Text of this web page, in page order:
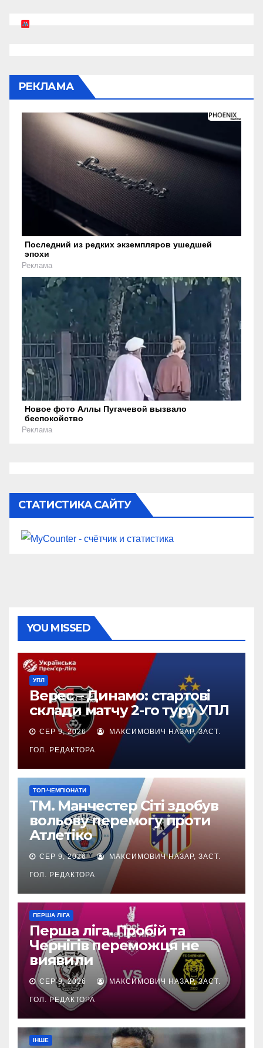
РЕКЛАМА
Последний из редких экземпляров ушедшей
эпохи
Реклама
Новое фото Аллы Пугачевой вызвало
беспокойство
Реклама
СТАТИСТИКА САЙТУ
YOU MISSED
УПЛ
Верес – Динамо: стартові
склади матчу 2-го туру УПЛ
СЕР 9, 2026 МАКСИМОВИЧ НАЗАР, ЗАСТ.
ГОЛ. РЕДАКТОРА
ТОП-ЧЕМПІОНАТИ
ТМ. Манчестер Сіті здобув
вольову перемогу проти
Атлетіко
СЕР 9, 2026 МАКСИМОВИЧ НАЗАР, ЗАСТ.
ГОЛ. РЕДАКТОРА
ПЕРША ЛІГА
Перша ліга. Пробій та
Чернігів переможця не
виявили
СЕР 9, 2026 МАКСИМОВИЧ НАЗАР, ЗАСТ.
ГОЛ. РЕДАКТОРА
ІНШЕ